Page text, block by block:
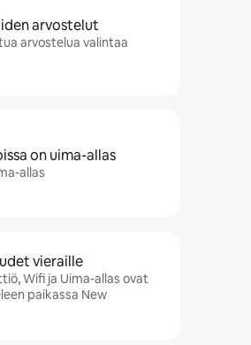
arvostelut
arvostelua valintaa
on uima-allas
allas
vieraille
Wifi ja Uima-allas ovat
paikassa New